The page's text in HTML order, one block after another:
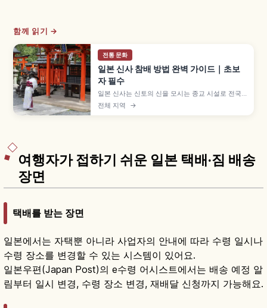
함께 읽기 →
전통 문화
일본 신사 참배 방법 완벽 가이드｜초보
자 필수
일본 신사는 신토의 신을 모시는 종교 시설로 전국
에 약 8만 곳이 있으며, 입구의 도리이가 절과 구분
되는 가장 알기 쉬운 특징입니다. 데미즈야 손 씻는
전체 지역 →
여행자가 접하기 쉬운 일본 택배·짐 배송
장면
택배를 받는 장면
일본에서는 자택뿐 아니라 사업자의 안내에 따라 수령 일시나
수령 장소를 변경할 수 있는 시스템이 있어요.
일본우편(Japan Post)의 e수령 어시스트에서는 배송 예정 알
림부터 일시 변경, 수령 장소 변경, 재배달 신청까지 가능해요.